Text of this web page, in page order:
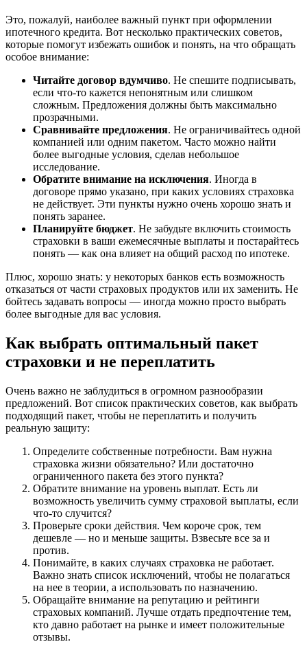
Это, пожалуй, наиболее важный пункт при оформлении
ипотечного кредита. Вот несколько практических советов,
которые помогут избежать ошибок и понять, на что обращать
особое внимание:
Читайте договор вдумчиво. Не спешите подписывать,
если что-то кажется непонятным или слишком
сложным. Предложения должны быть максимально
прозрачными.
Сравнивайте предложения. Не ограничивайтесь одной
компанией или одним пакетом. Часто можно найти
более выгодные условия, сделав небольшое
исследование.
Обратите внимание на исключения. Иногда в
договоре прямо указано, при каких условиях страховка
не действует. Эти пункты нужно очень хорошо знать и
понять заранее.
Планируйте бюджет. Не забудьте включить стоимость
страховки в ваши ежемесячные выплаты и постарайтесь
понять — как она влияет на общий расход по ипотеке.
Плюс, хорошо знать: у некоторых банков есть возможность
отказаться от части страховых продуктов или их заменить. Не
бойтесь задавать вопросы — иногда можно просто выбрать
более выгодные для вас условия.
Как выбрать оптимальный пакет
страховки и не переплатить
Очень важно не заблудиться в огромном разнообразии
предложений. Вот список практических советов, как выбрать
подходящий пакет, чтобы не переплатить и получить
реальную защиту:
Определите собственные потребности. Вам нужна
страховка жизни обязательно? Или достаточно
ограниченного пакета без этого пункта?
Обратите внимание на уровень выплат. Есть ли
возможность увеличить сумму страховой выплаты, если
что-то случится?
Проверьте сроки действия. Чем короче срок, тем
дешевле — но и меньше защиты. Взвесьте все за и
против.
Понимайте, в каких случаях страховка не работает.
Важно знать список исключений, чтобы не полагаться
на нее в теории, а использовать по назначению.
Обращайте внимание на репутацию и рейтинги
страховых компаний. Лучше отдать предпочтение тем,
кто давно работает на рынке и имеет положительные
отзывы.